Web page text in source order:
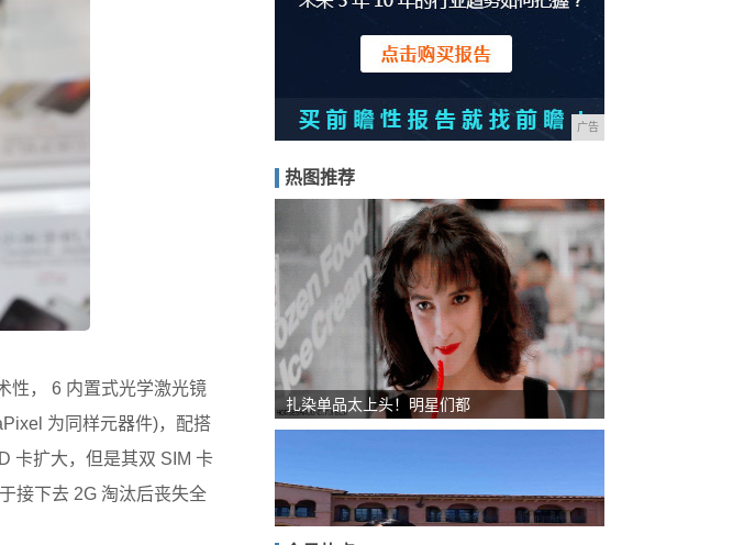
性， 6 内置式光学激光镜
为同样元器件)，配搭
卡扩大，但是其双 SIM 卡
接下去 2G 淘汰后丧失全
广告
热图推荐
扎染单品太上头！明星们都